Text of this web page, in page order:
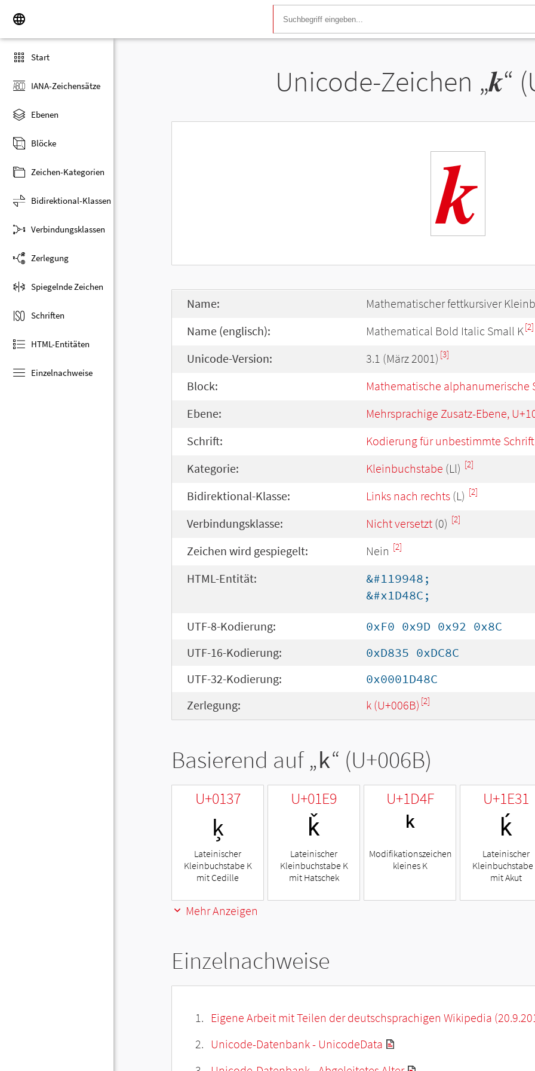
Start
IANA-Zeichensätze
Ebenen
Blöcke
Zeichen-Kategorien
Bidirektional-Klassen
Verbindungsklassen
Zerlegung
Spiegelnde Zeichen
Schriften
HTML-Entitäten
Einzelnachweise
Unicode-Zeichen „𝒌“
𝒌
Name: Mathematischer fettkursiver
Name (englisch): Mathematical Bold Italic Small K[2]
Unicode-Version: 3.1 (März 2001) [3]
Block: Mathematische alphanumerische
Ebene: Mehrsprachige Zusatz-Ebene,
Schrift: Kodierung für unbestimmte Schrift
Kategorie: Kleinbuchstabe (Ll) [2]
Bidirektional-Klasse: Links nach rechts (L) [2]
Verbindungsklasse: Nicht versetzt (0) [2]
Zeichen wird gespiegelt: Nein [2]
HTML-Entität:
&#119948;
&#x1D48C;
UTF-8-Kodierung:
0xF0 0x9D 0x92 0x8C
UTF-16-Kodierung:
0xD835 0xDC8C
UTF-32-Kodierung:
0x0001D48C
Zerlegung:
k (U+006B) [2]
Basierend auf „k“ (U+006B)
U+0137
ķ
Lateinischer
Kleinbuchstabe K
mit Cedille
U+01E9
ǩ
Lateinischer
Kleinbuchstabe K
mit Hatschek
U+1D4F
ᵏ
Modifikationszeichen
kleines K
U+1E31
ḱ
Lateinischer
Kleinbuchstabe
mit Akut
Mehr Anzeigen
Einzelnachweise
Eigene Arbeit mit Teilen der deutschsprachigen Wikipedia
Unicode-Datenbank - UnicodeData